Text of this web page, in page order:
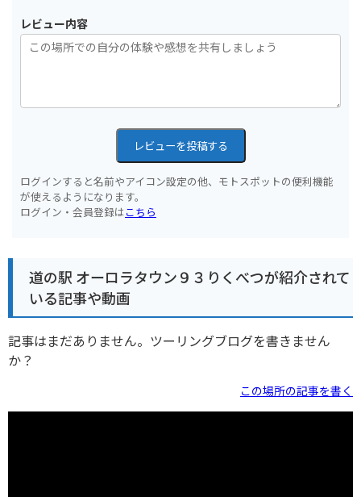
レビュー内容
レビューを投稿する
ログインすると名前やアイコン設定の他、モトスポットの便利機能
が使えるようになります。
ログイン・会員登録はこちら
道の駅 オーロラタウン９３りくべつが紹介されて
いる記事や動画
記事はまだありません。ツーリングブログを書きません
か？
この場所の記事を書く